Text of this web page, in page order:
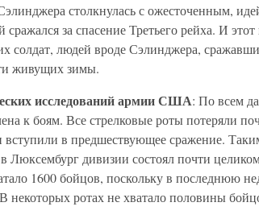
столкнулась с ожесточенным,
за спасение Третьего рейха. И
солдат, людей вроде Сэлинджера,
живущих зимы.
исследований армии США: По всем
к боям. Все стрелковые роты потеряли
в предшествующее сражение.
Люксембург дивизии состоял почти
1600 бойцов, поскольку в последнюю
некоторых ротах не хватало половины